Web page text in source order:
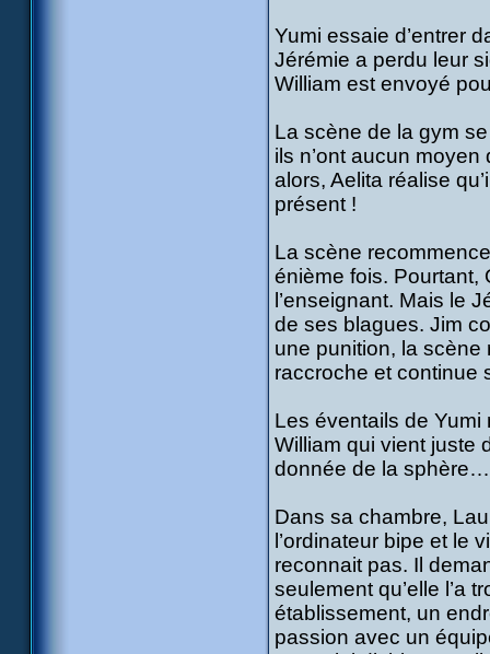
Yumi essaie d’entrer
Jérémie a perdu leur
William est envoyé
La scène de la gym
ils n’ont aucun
alors, Aelita réalise
présent !
La scène
énième fois. Pourtant,
l’enseignant. Mais le
de ses blagues. Jim
une punition, la
raccroche et continue
Les éventails de
William qui vient juste
donnée de la sphère…
Dans sa chambre,
l’ordinateur bipe et le
reconnait pas. Il
seulement qu’elle l’a
établissement, un
passion avec un